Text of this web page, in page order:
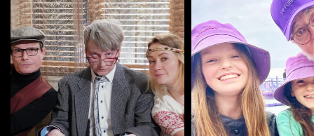
Sledujte prima+
Přihlášení
Sledujte nás